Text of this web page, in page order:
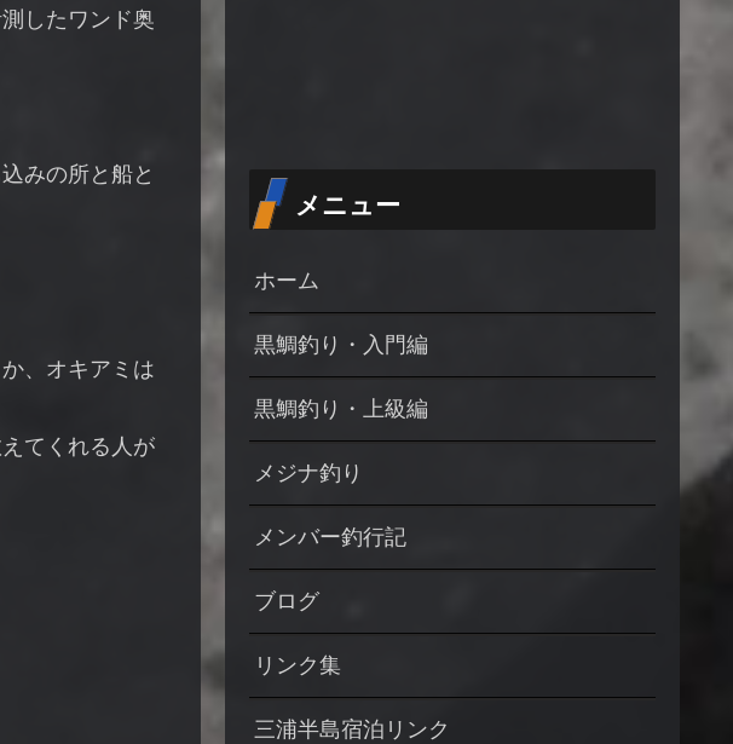
したワンド奥
みの所と船と
、オキアミは
てくれる人が
メニュー
ホーム
黒鯛釣り・入門編
黒鯛釣り・上級編
メジナ釣り
メンバー釣行記
ブログ
リンク集
三浦半島宿泊リンク